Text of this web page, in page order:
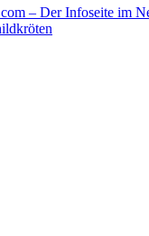
– Der Infoseite im